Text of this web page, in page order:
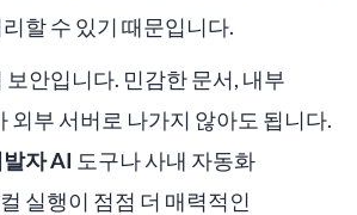
할 수 있기 때문입니다.
보안입니다. 민감한 문서, 내부
외부 서버로 나가지 않아도 됩니다.
자 AI 도구나 사내 자동화
실행이 점점 더 매력적인